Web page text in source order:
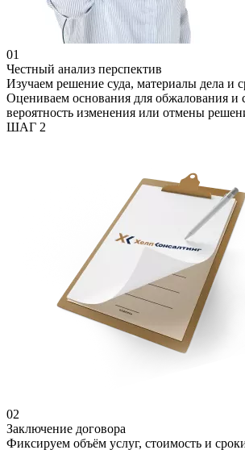
01
Честный анализ перспектив
Изучаем решение суда, материалы дела и
Оцениваем основания для обжалования и
вероятность изменения или отмены
ШАГ 2
02
Заключение договора
Фиксируем объём услуг, стоимость и